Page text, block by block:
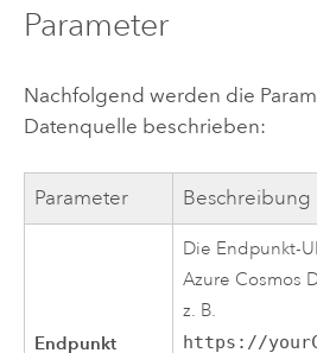
Parameter
Nachfolgend werden die
Datenquelle beschrieben:
Parameter Beschreibung
Endpunkt
Die Endpunkt-
Azure Cosmos
z. B.
https://